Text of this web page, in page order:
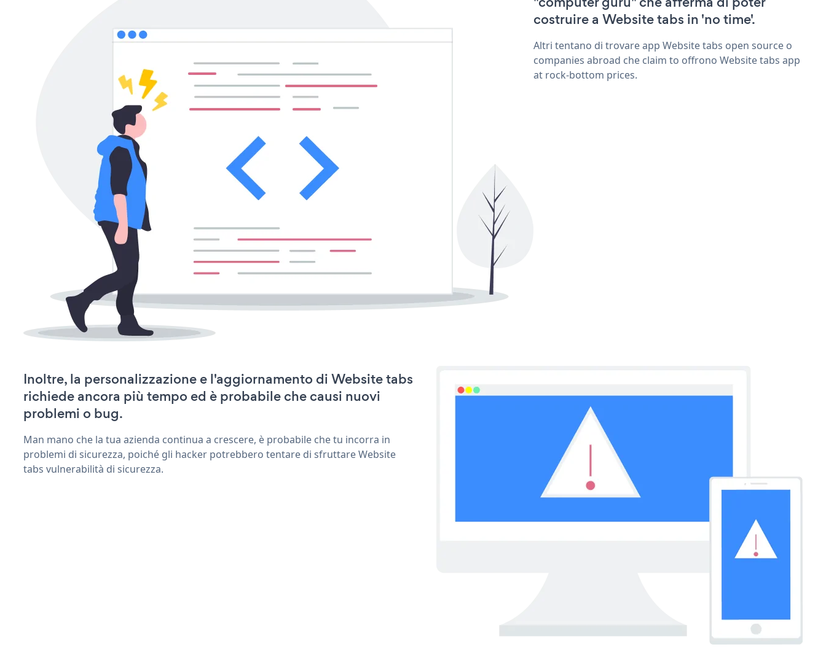
costruire a Website tabs in 'no time'.
Altri tentano di trovare app Website tabs open source o
companies abroad che claim to offrono Website tabs app
at rock-bottom prices.
Inoltre, la personalizzazione e l'aggiornamento di Website tabs
richiede ancora più tempo ed è probabile che causi nuovi
problemi o bug.
Man mano che la tua azienda continua a crescere, è probabile che tu incorra in
problemi di sicurezza, poiché gli hacker potrebbero tentare di sfruttare Website
tabs vulnerabilità di sicurezza.